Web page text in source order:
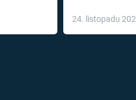
léky
24. listopadu